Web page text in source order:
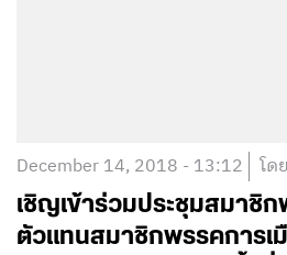
December 14, 2018 - 13:12 โด
เชิญเข้าร่วมประชุมสมาชิ
ตัวแทนสมาชิกพรรคการเ